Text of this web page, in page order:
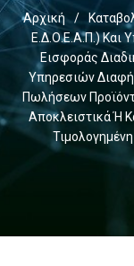
Αρχική /
Ε.Δ.Ο.Ε.Α.Π.) Και
Εισφοράς
Υπηρεσιών
Πωλήσεων
Αποκλειστικά Ή